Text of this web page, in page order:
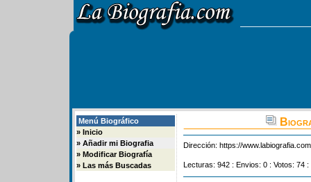
Menú Biográfico
» Inicio
» Añadir mi Biografia
» Modificar Biografía
» Las más Buscadas
Dirección: https://
Lecturas: 942 : Envios: 0 : Votos: 74